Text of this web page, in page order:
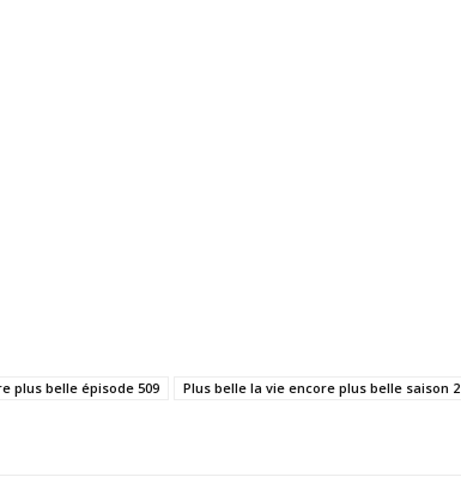
plus belle épisode 509
Plus belle la vie encore plus belle saison 2